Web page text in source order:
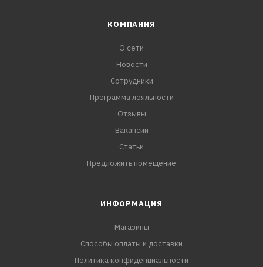
КОМПАНИЯ
О сети
Новости
Сотрудники
Программа лояльности
Отзывы
Вакансии
Статьи
Предложить помещение
ИНФОРМАЦИЯ
Магазины
Способы оплаты и доставки
Политика конфиденциальности